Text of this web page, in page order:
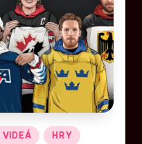
VIDEÁ HRY